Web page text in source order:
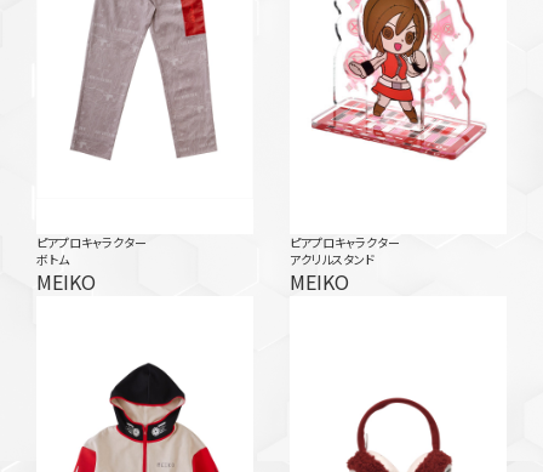
ピアプロキャラクター
ボトム
MEIKO
ピアプロキャラクター
アクリルスタンド
MEIKO